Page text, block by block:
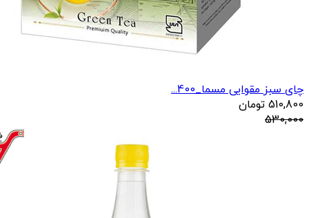
چای سبز مقوایی مسما_400...
510,800 تومان
530,000